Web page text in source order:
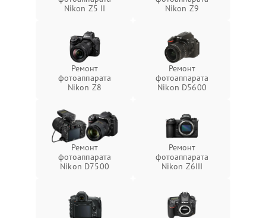
Nikon Z5 II
Nikon Z9
Ремонт
фотоаппарата
Nikon Z8
Ремонт
фотоаппарата
Nikon D5600
Ремонт
фотоаппарата
Nikon D7500
Ремонт
фотоаппарата
Nikon Z6III